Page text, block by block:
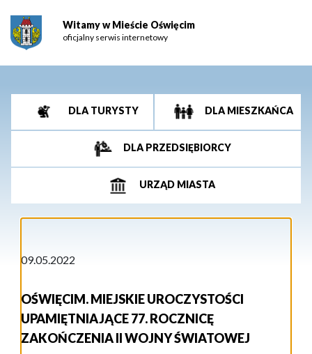
Witamy w Mieście Oświęcim
oficjalny serwis internetowy
DLA TURYSTY DLA MIESZKAŃCA
DLA PRZEDSIĘBIORCY
URZĄD MIASTA
09.05.2022
OŚWIĘCIM. MIEJSKIE UROCZYSTOŚCI
UPAMIĘTNIAJĄCE 77. ROCZNICĘ
ZAKOŃCZENIA II WOJNY ŚWIATOWEJ